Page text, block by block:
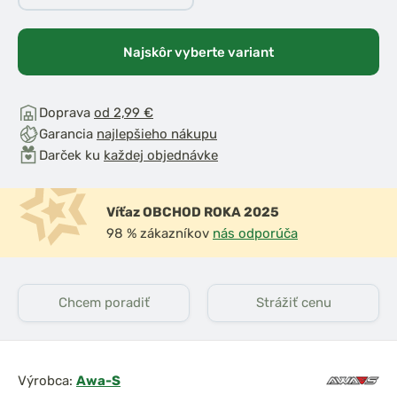
Najskôr vyberte variant
Doprava od 2,99 €
Garancia najlepšieho nákupu
Darček ku každej objednávke
Víťaz OBCHOD ROKA 2025
98 % zákazníkov nás odporúča
Chcem poradiť Strážiť cenu
Výrobca: Awa-S